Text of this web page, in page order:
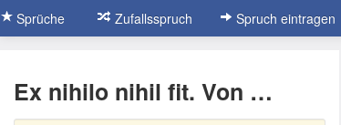
Sprüche Zufallsspruch Spruch eintragen
Ex nihilo nihil fit. Von …